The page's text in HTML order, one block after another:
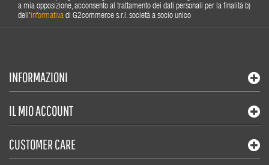
a mia opposizione, acconsento al trattamento dei dati personali per la finalità b)
dell'informativa di G2commerce s.r.l. società a socio unico
INFORMAZIONI
IL MIO ACCOUNT
CUSTOMER CARE